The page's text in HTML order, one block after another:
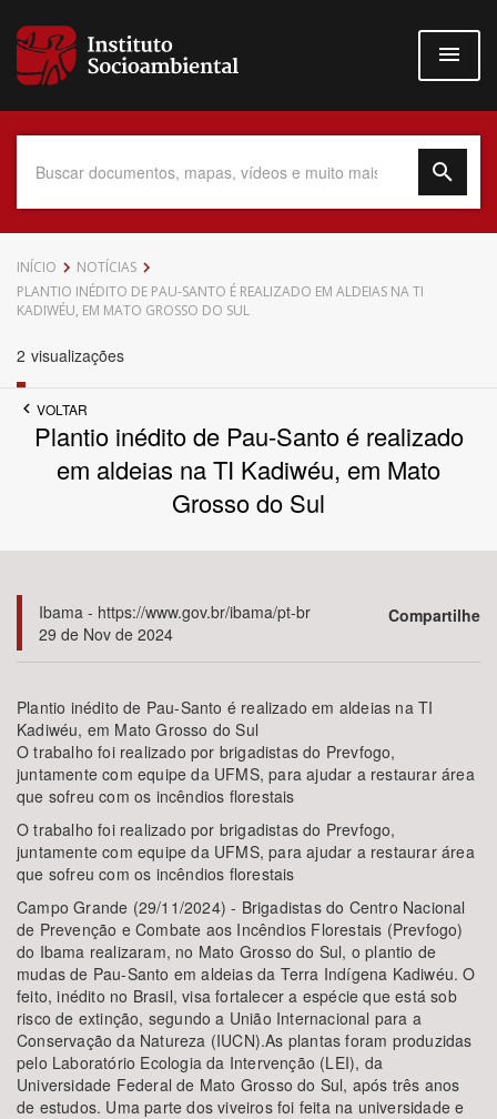
para
conteúdo
Data do Documento
Bioma / Bacia
Tema
Subtema
Área de Levantamento
Área Protegida
BUSCAR
INÍCIO
NOTÍCIAS
PLANTIO INÉDITO DE PAU-SANTO É REALIZADO EM ALDEIAS NA TI
KADIWÉU, EM MATO GROSSO DO SUL
2 visualizações
VOLTAR
Plantio inédito de Pau-Santo é realizado
em aldeias na TI Kadiwéu, em Mato
Grosso do Sul
Ibama - https://www.gov.br/ibama/pt-br
29 de Nov de 2024
Compartilhe
Plantio inédito de Pau-Santo é realizado em aldeias na TI
Kadiwéu, em Mato Grosso do Sul
O trabalho foi realizado por brigadistas do Prevfogo,
juntamente com equipe da UFMS, para ajudar a restaurar área
que sofreu com os incêndios florestais
O trabalho foi realizado por brigadistas do Prevfogo,
juntamente com equipe da UFMS, para ajudar a restaurar área
que sofreu com os incêndios florestais
Campo Grande (29/11/2024) - Brigadistas do Centro Nacional
de Prevenção e Combate aos Incêndios Florestais (Prevfogo)
do Ibama realizaram, no Mato Grosso do Sul, o plantio de
mudas de Pau-Santo em aldeias da Terra Indígena Kadiwéu. O
feito, inédito no Brasil, visa fortalecer a espécie que está sob
risco de extinção, segundo a União Internacional para a
Conservação da Natureza (IUCN).As plantas foram produzidas
pelo Laboratório Ecologia da Intervenção (LEI), da
Universidade Federal de Mato Grosso do Sul, após três anos
de estudos. Uma parte dos viveiros foi feita na universidade e